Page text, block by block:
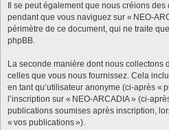
Il se peut également que nous créions
pendant que vous naviguez sur « NEO-
périmètre de ce document, qui ne traite
phpBB.
La seconde manière dont nous collectons
celles que vous nous fournissez. Cela
en tant qu’utilisateur anonyme (ci-après «
l’inscription sur « NEO-ARCADIA » (ci-
publications soumises après inscription,
« vos publications »).